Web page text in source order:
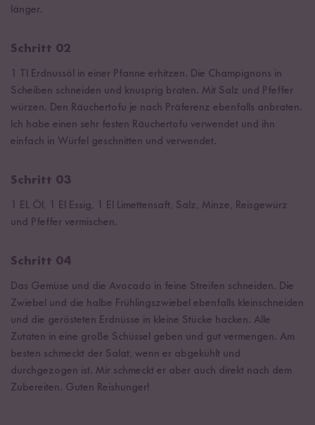
länger.
Schritt 02
1 Tl Erdnussöl in einer Pfanne erhitzen. Die Champignons in
Scheiben schneiden und knusprig braten. Mit Salz und Pfeffer
würzen. Den Räuchertofu je nach Präferenz ebenfalls anbraten.
Ich habe einen sehr festen Räuchertofu verwendet und ihn
einfach in Würfel geschnitten und verwendet.
Schritt 03
1 EL Öl, 1 El Essig, 1 El Limettensaft, Salz, Minze, Reisgewürz
und Pfeffer vermischen.
Schritt 04
Das Gemüse und die Avocado in feine Streifen schneiden. Die
Zwiebel und die halbe Frühlingszwiebel ebenfalls kleinschneiden
und die gerösteten Erdnüsse in kleine Stücke hacken. Alle
Zutaten in eine große Schüssel geben und gut vermengen. Am
besten schmeckt der Salat, wenn er abgekühlt und
durchgezogen ist. Mir schmeckt er aber auch direkt nach dem
Zubereiten. Guten Reishunger!